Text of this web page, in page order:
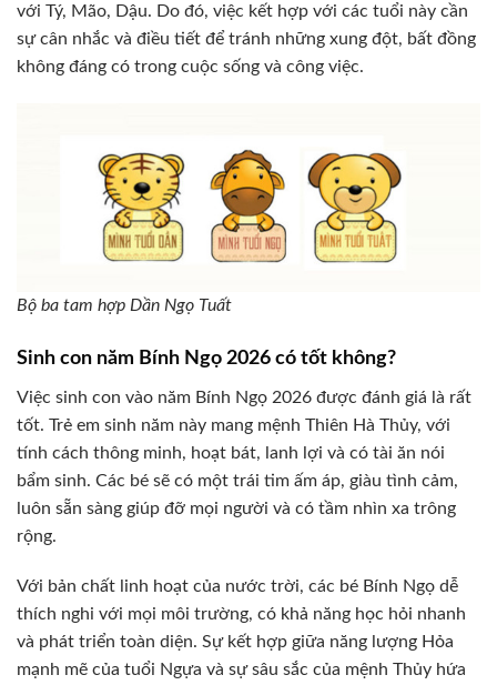
với Tý, Mão, Dậu. Do đó, việc kết hợp với các tuổi này cần
sự cân nhắc và điều tiết để tránh những xung đột, bất đồng
không đáng có trong cuộc sống và công việc.
Bộ ba tam hợp Dần Ngọ Tuất
Sinh con năm Bính Ngọ 2026 có tốt không?
Việc sinh con vào năm Bính Ngọ 2026 được đánh giá là rất
tốt. Trẻ em sinh năm này mang mệnh Thiên Hà Thủy, với
tính cách thông minh, hoạt bát, lanh lợi và có tài ăn nói
bẩm sinh. Các bé sẽ có một trái tim ấm áp, giàu tình cảm,
luôn sẵn sàng giúp đỡ mọi người và có tầm nhìn xa trông
rộng.
Với bản chất linh hoạt của nước trời, các bé Bính Ngọ dễ
thích nghi với mọi môi trường, có khả năng học hỏi nhanh
và phát triển toàn diện. Sự kết hợp giữa năng lượng Hỏa
mạnh mẽ của tuổi Ngựa và sự sâu sắc của mệnh Thủy hứa